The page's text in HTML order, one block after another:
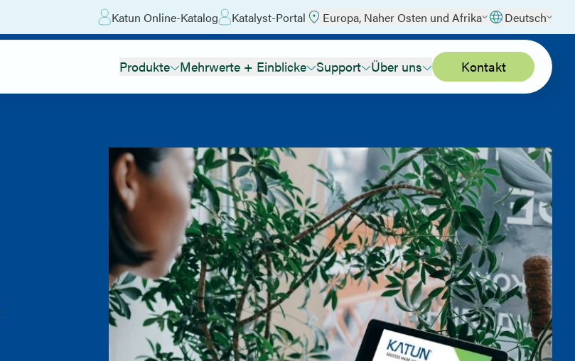
Katun Online-Katalog Katalyst-Portal Europa, Naher Osten und Afrika Deutsch
Produkte Mehrwerte + Einblicke Support Über uns Kontakt